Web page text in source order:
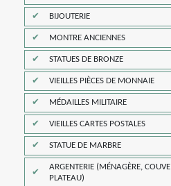
BIJOUTERIE
MONTRE ANCIENNES
STATUES DE BRONZE
VIEILLES PIÈCES DE MONNAIE
MÉDAILLES MILITAIRE
VIEILLES CARTES POSTALES
STATUE DE MARBRE
ARGENTERIE (MÉNAGÈRE,
PLATEAU)